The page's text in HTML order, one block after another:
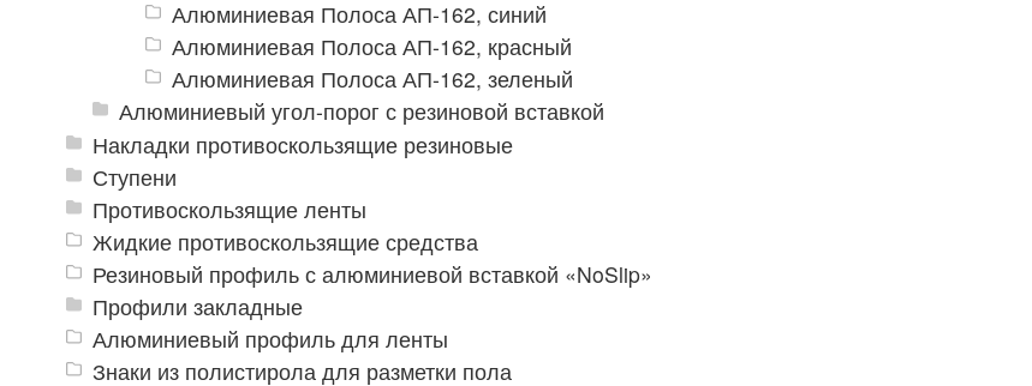
Алюминиевая Полоса АП-162, синий
Алюминиевая Полоса АП-162, красный
Алюминиевая Полоса АП-162, зеленый
Алюминиевый угол-порог с резиновой вставкой
Накладки противоскользящие резиновые
Ступени
Противоскользящие ленты
Жидкие противоскользящие средства
Резиновый профиль с алюминиевой вставкой «NoSlip»
Профили закладные
Алюминиевый профиль для ленты
Знаки из полистирола для разметки пола